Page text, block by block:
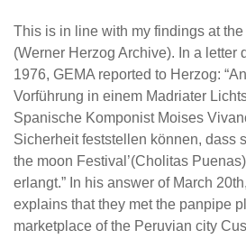
This is in line with my findings at
(Werner Herzog Archive). In a letter
1976, GEMA reported to Herzog:
Vorführung in einem Madriater
Spanische Komponist Moises
Sicherheit feststellen können, dass
the moon Festival’(Cholitas
erlangt.” In his answer of March
explains that they met the panpipe
marketplace of the Peruvian city